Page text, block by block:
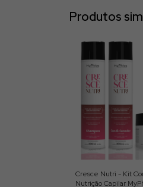
Produtos
Cresce Nutri - Kit
Nutrição Capilar